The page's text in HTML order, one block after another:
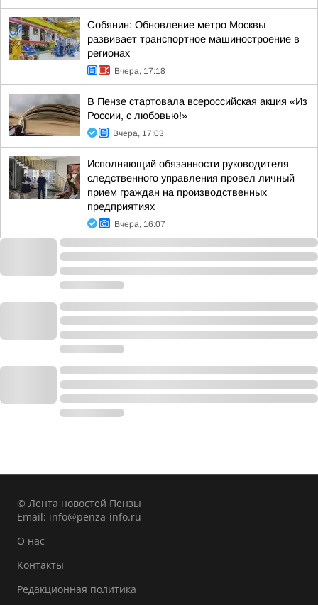
Собянин: Обновление метро Москвы
развивает транспортное машиностроение в
регионах
Вчера, 17:18
В Пензе стартовала всероссийская акция «Из
России, с любовью!»
Вчера, 17:03
Исполняющий обязанности руководителя
следственного управления провел личный
прием граждан на производственных
предприятиях
Вчера, 16:07
© Лента новостей Пензы
Email: info@penza-info.ru
О нас
Контакты
Редакционная политика